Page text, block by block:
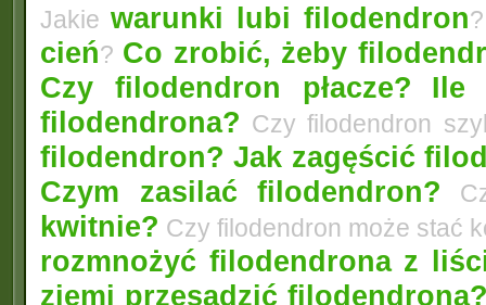
Jakie warunki lubi filodendron
cień? Co zrobić, żeby
Czy filodendron płacze?
Ile
filodendrona? Czy filodendron
filodendron? Jak zagęścić
Czym zasilać filodendron?
kwitnie? Czy filodendron może stać
rozmnożyć filodendrona z
ziemi przesadzić